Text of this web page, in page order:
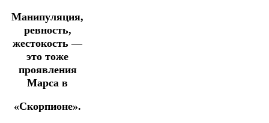
Манипуляция,
ревность,
жестокость —
это тоже
проявления
Марса в
«Скорпионе».